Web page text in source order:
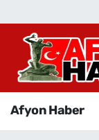
Afyon Haber
Afyon